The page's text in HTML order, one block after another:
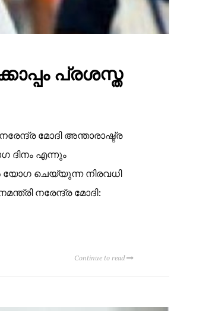
പ്രശസ്ത
മോദി അന്താരാഷ്ട്ര
ദിനം എന്നും
ചെയ്യുന്ന നിരവധി
നരേന്ദ്ര മോദി:
Continue to read